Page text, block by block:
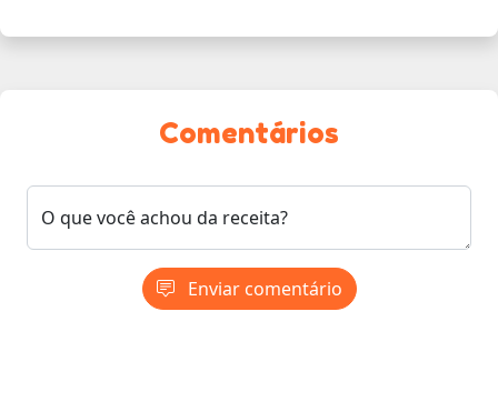
Comentários
O que você achou da receita?
Enviar comentário